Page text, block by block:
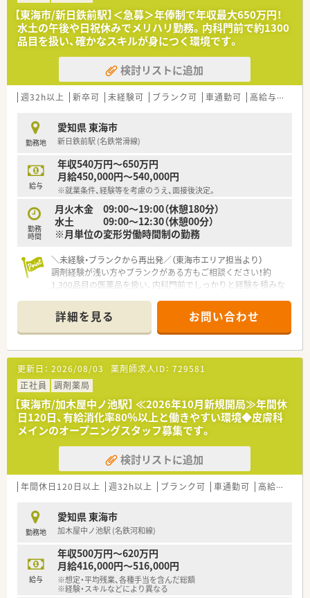
■店舗拡大に伴い、エリアマネジャーや営業部長等のマネジメン
トのポジションも増えます。
■在宅や教育等の専門性を活かせるスペシャリストを目指すこ
とも可能です。
■その他にも、管理部門や商品部門等の本社スタッフなど活動領
域は多種多様です。
■在宅実施店舗は年々増加しており、在宅医療へもしっかりと関
わる事ができます。
時短勤務ができるよう変更予定です。
■年間休日が120日とワークライフバランスが整っています
■日用品から常備薬まで、従業員割引制度など嬉しいメリットも
たくさんあります！
【東海市/新日鉄前駅】＜急募＞年俸制で年収最大650万円！
水土の午後や日祝休みでメリハリ勤務。内科門前で約1300
品目を扱い、確かなスキルが身につく環境です。
検討リストに追加
週32h以上 新卒可 未経験可 ブランク可 車通勤可 高給与(600万円以上)
勤務地
愛知県 東海市
新日鉄前駅 (名鉄常滑線)
給与
年収540万円～650万円
月給450,000円～540,000円
※就業条件、経験等を考慮のうえ、面接後決定。
勤務
時間
月火木金 09:00～19:00（休憩180分）
水土 09:00～12:30（休憩00分）
※月単位の変形労働時間制の勤務
＼未経験・ブランクから再出発／（東海市エリア担当より）
調剤経験が浅い方やブランクがある方もご相談ください！約
1,300品目の医薬品を扱い、内科門前でしっかりと経験を積みな
【店舗情報と応需状況について】
■名鉄常滑線の新日鉄前駅から車で5分の立地にあり、内科や外
科、皮膚科をメインに1日約34枚の処方箋を応需しております。
■近隣の内科クリニックとのマンツーマン体制を確立しており、
常勤1名とパート1名の薬剤師が日々業務に励んでいます。
■約1,300品目の医薬品を採用しており、総合内科の門前薬局と
して幅広い疾患を持つ患者様に対応できる体制を整えていま
す。
【求人情報について】
■年俸制を採用しており想定年収は540万円から650万円と高水
準で、ご自身のこれまでの経験やスキルを正当に評価いたしま
す。
■正社員として週32時間以上の勤務を想定しており、管理薬剤
す。
■薬剤師手当やラウンダー手当などの諸手当が充実しているほ
か、車通勤も可能となっており日々の通勤ストレスを軽減できま
す。
【こんな方が活躍中】
■子育てと仕事を両立させるため、産休・育休後にパートタイム
詳細を見る お問い合わせ
更新日： 2026/08/03 薬剤師求人ID： 729581
正社員
調剤薬局
【東海市/加木屋中ノ池駅】 ≪2026年10月新規開局≫年間休
日120日、有給消化率80％以上と働きやすい環境◆皮膚科
メインのオープニングスタッフ募集です。
検討リストに追加
年間休日120日以上 週32h以上 ブランク可 車通勤可 高給与(600万円以上)
勤務地
愛知県 東海市
加木屋中ノ池駅 (名鉄河和線)
給与
年収500万円～620万円
月給416,000円～516,000円
※想定・平均残業、各種手当を含んだ総額
※経験・スキルなどにより異なる